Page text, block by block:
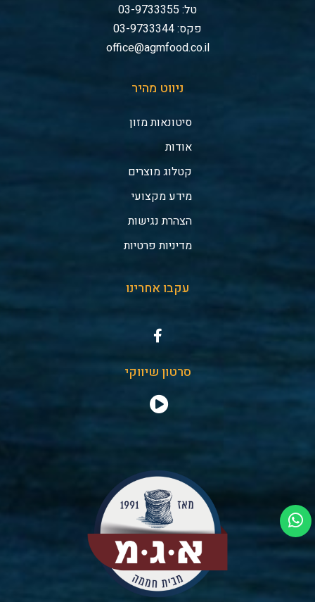
טל: 03-9733355
פקס: 03-9733344
office@agmfood.co.il
ניווט מהיר
סיטונאות מזון
אודות
קטלוג מוצרים
מידע מקצועי
הצהרת נגישות
מדיניות פרטיות
עקבו אחרינו
סרטון שיווקי